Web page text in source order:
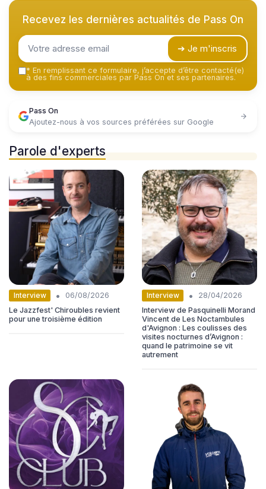
Recevez les dernières actualités de Pass On
➔ Je m'inscris
* En remplissant ce formulaire, j’accepte d’être contacté(e)
à des fins commerciales par Pass On et ses partenaires.
Pass On
Ajoutez-nous à vos sources préférées sur Google
Parole d'experts
Interview •
06/08/2026
Le Jazzfest' Chiroubles revient
pour une troisième édition
Interview •
28/04/2026
Interview de Pasquinelli Morand
Vincent de Les Noctambules
d'Avignon : Les coulisses des
visites nocturnes d’Avignon :
quand le patrimoine se vit
autrement